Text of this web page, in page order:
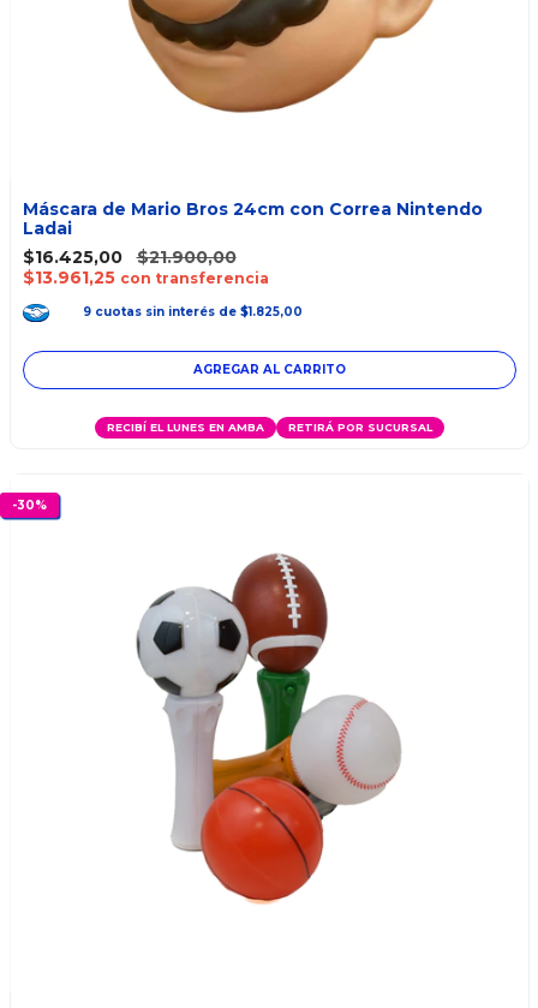
Máscara de Mario Bros 24cm con Correa Nintendo
Ladai
$16.425,00
$21.900,00
$13.961,25 con transferencia
9 cuotas sin interés de $1.825,00
RECIBÍ EL LUNES EN AMBA RETIRÁ POR SUCURSAL
-30%